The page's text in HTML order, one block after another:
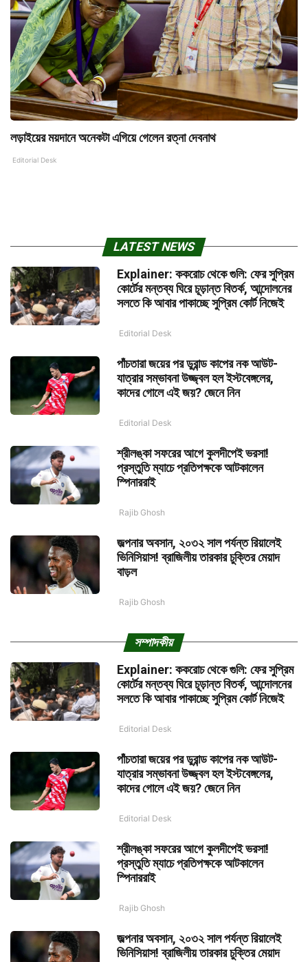
লড়াইয়ের ময়দানে অনেকটা এগিয়ে গেলেন রত্না দেবনাথ
Editorial Desk
LATEST NEWS
Explainer: ককরোচ থেকে গুলি: ফের সুপ্রিম
কোর্টের মন্তব্য ঘিরে চূড়ান্ত বিতর্ক, আন্দোলনের
সলতে কি আবার পাকাচ্ছে সুপ্রিম কোর্ট নিজেই
Editorial Desk
পাঁচতারা জয়ের পর ডুরান্ড কাপের নক আউট-
যাত্রার সম্ভাবনা উজ্জ্বল হল ইস্টবেঙ্গলের,
কাদের গোলে এই জয়? জেনে নিন
Editorial Desk
শ্রীলঙ্কা সফরের আগে কুলদীপেই ভরসা!
প্রস্তুতি ম্যাচে প্রতিপক্ষকে আটকালেন
স্পিনাররাই
Rajib Ghosh
জল্পনার অবসান, ২০৩২ সাল পর্যন্ত রিয়ালেই
ভিনিসিয়াস! ব্রাজিলীয় তারকার চুক্তির মেয়াদ
বাড়ল
Rajib Ghosh
সম্পাদকীয়
Explainer: ককরোচ থেকে গুলি: ফের সুপ্রিম
কোর্টের মন্তব্য ঘিরে চূড়ান্ত বিতর্ক, আন্দোলনের
সলতে কি আবার পাকাচ্ছে সুপ্রিম কোর্ট নিজেই
Editorial Desk
পাঁচতারা জয়ের পর ডুরান্ড কাপের নক আউট-
যাত্রার সম্ভাবনা উজ্জ্বল হল ইস্টবেঙ্গলের,
কাদের গোলে এই জয়? জেনে নিন
Editorial Desk
শ্রীলঙ্কা সফরের আগে কুলদীপেই ভরসা!
প্রস্তুতি ম্যাচে প্রতিপক্ষকে আটকালেন
স্পিনাররাই
Rajib Ghosh
জল্পনার অবসান, ২০৩২ সাল পর্যন্ত রিয়ালেই
ভিনিসিয়াস! ব্রাজিলীয় তারকার চুক্তির মেয়াদ